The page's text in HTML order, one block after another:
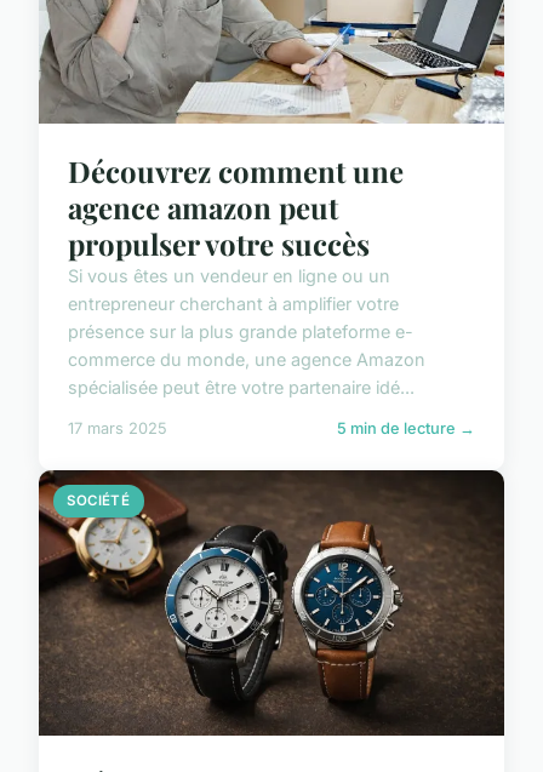
Découvrez comment une
agence amazon peut
propulser votre succès
Si vous êtes un vendeur en ligne ou un
entrepreneur cherchant à amplifier votre
présence sur la plus grande plateforme e-
commerce du monde, une agence Amazon
spécialisée peut être votre partenaire idé...
17 mars 2025 5 min de lecture →
SOCIÉTÉ